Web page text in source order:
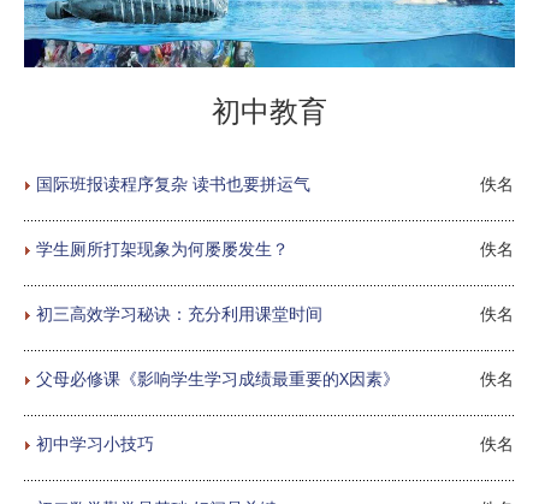
初中教育
国际班报读程序复杂 读书也要拼运气 佚名
学生厕所打架现象为何屡屡发生？ 佚名
初三高效学习秘诀：充分利用课堂时间 佚名
父母必修课《影响学生学习成绩最重要的X因素》 佚名
初中学习小技巧 佚名